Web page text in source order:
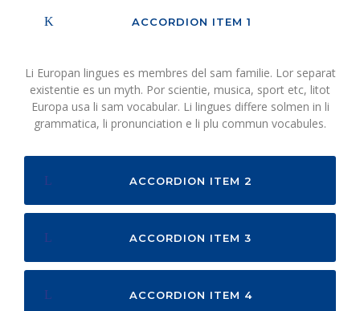
ACCORDION ITEM 1
Li Europan lingues es membres del sam familie. Lor separat
existentie es un myth. Por scientie, musica, sport etc, litot
Europa usa li sam vocabular. Li lingues differe solmen in li
grammatica, li pronunciation e li plu commun vocabules.
ACCORDION ITEM 2
ACCORDION ITEM 3
ACCORDION ITEM 4